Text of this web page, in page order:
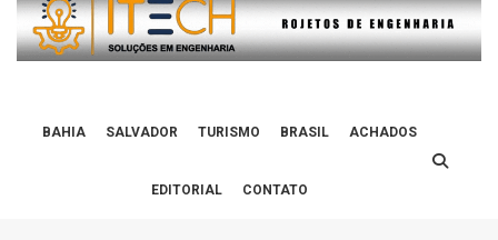
BAHIA SALVADOR TURISMO BRASIL ACHADOS
EDITORIAL CONTATO